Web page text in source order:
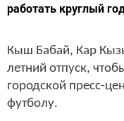
работать круглый
Кыш Бабай, Кар
летний отпуск,
городской пресс-
футболу.